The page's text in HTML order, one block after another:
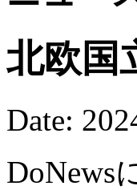
北欧国
Date:
DoNews